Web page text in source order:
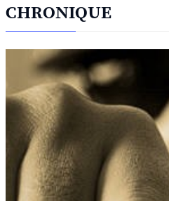
CHRONIQUE